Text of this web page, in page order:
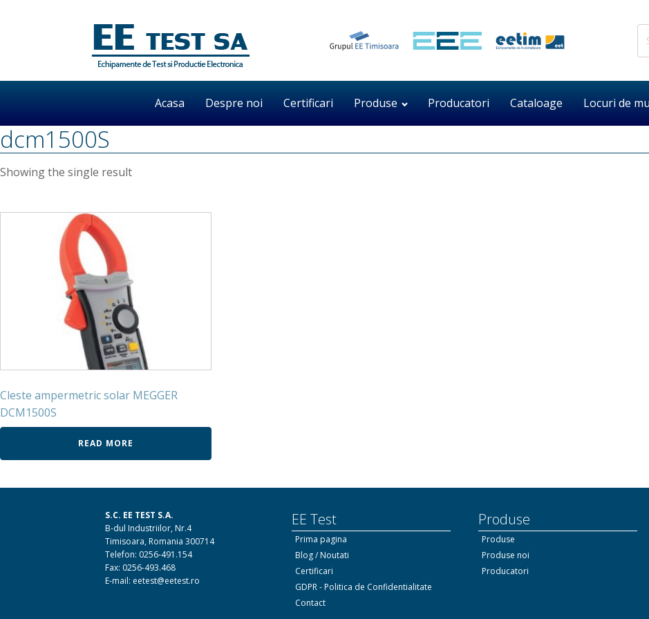
Acasa Despre noi Certificari Produse Producatori Cataloage Locuri de
dcm1500S
Showing the single result
Cleste ampermetric solar MEGGER
DCM1500S
READ MORE
S.C. EE TEST S.A.
B-dul Industriilor, Nr.4
Timisoara, Romania 300714
Telefon: 0256-491.154
Fax: 0256-493.468
E-mail: eetest@eetest.ro
EE Test
Prima pagina
Blog / Noutati
Certificari
GDPR - Politica de Confidentialitate
Contact
Produse
Produse
Produse noi
Producatori